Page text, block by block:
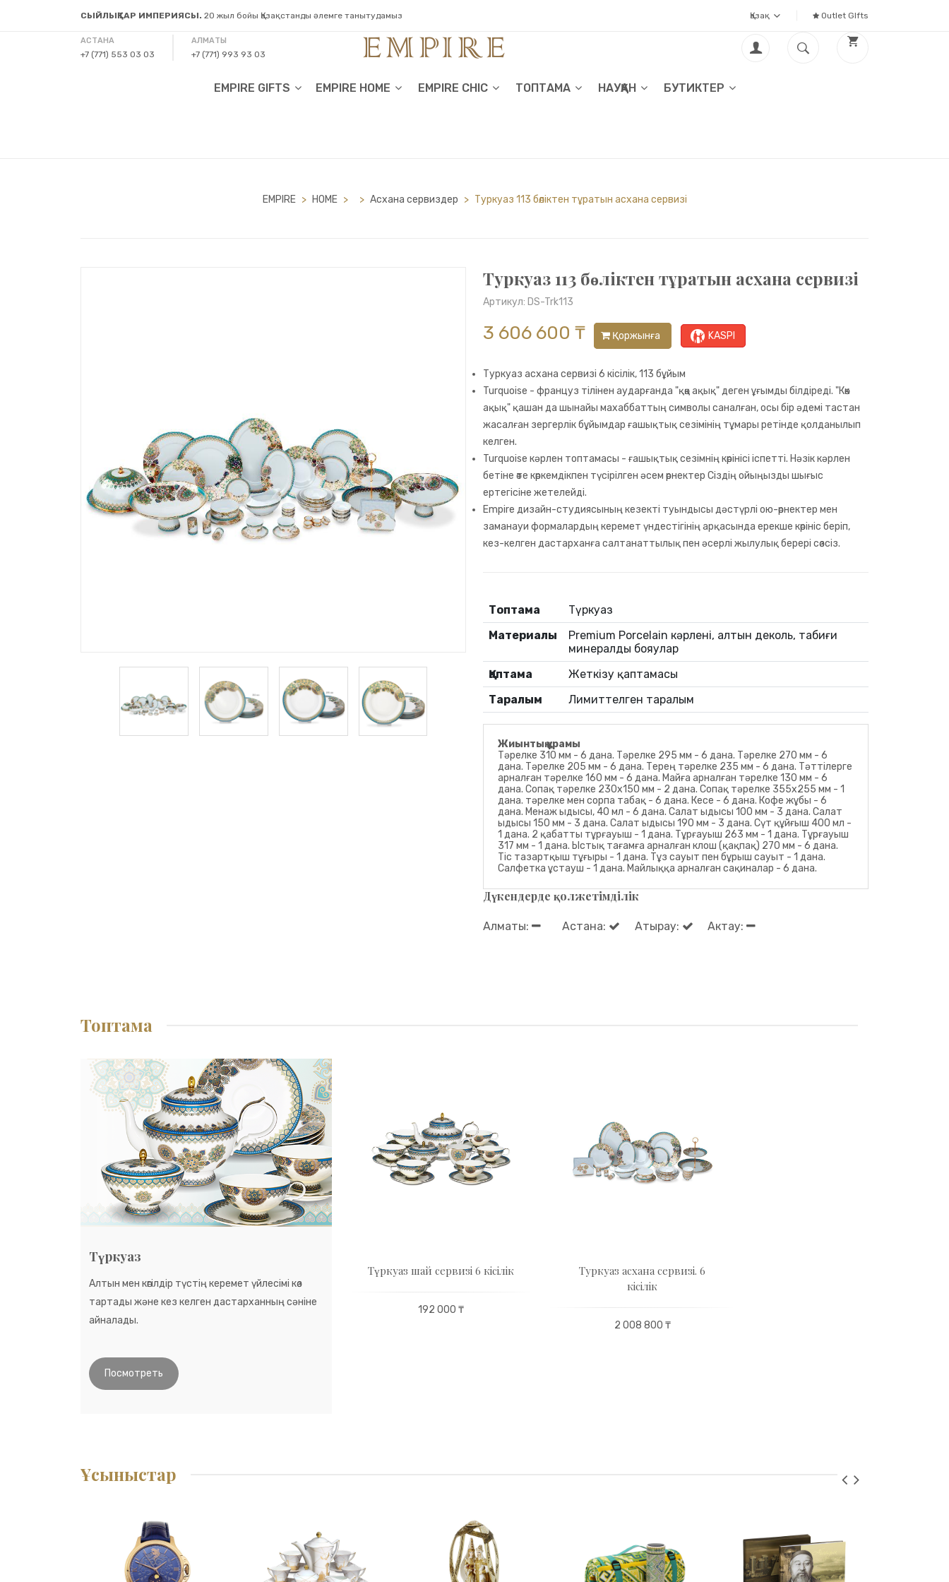
СЫЙЛЫҚТАР ИМПЕРИЯСЫ. 20 жыл бойы Қазақстанды әлемге танытудамыз Қазақ Outlet GIfts
АСТАНА
+7 (771) 553 03 03
АЛМАТЫ
+7 (771) 993 93 03
EMPIRE GIFTS EMPIRE HOME EMPIRE CHIC ТОПТАМА НАУҚАН БУТИКТЕР
EMPIRE > HOME > > Асхана сервиздер > Туркуаз 113 бөліктен тұратын асхана сервизі
Туркуаз 113 бөліктен тұратын асхана сервизі
Артикул: DS-Trk113
3 606 600 ₸ Қоржынға KASPI
Туркуаз асхана сервизі 6 кісілік, 113 бұйым
Turquoise - француз тілінен аударғанда "қөқ ақық" деген ұғымды білдіреді. "Көк
ақық" қашан да шынайы махаббаттың символы саналған, осы бір әдемі тастан
жасалған зергерлік бұйымдар ғашықтық сезімінің тұмары ретінде қолданылып
келген.
Turquoise кәрлен топтамасы - ғашықтық сезімнің көрінісі іспетті. Нәзік кәрлен
бетіне өте көркемдікпен түсірілген әсем өрнектер Сіздің ойыңызды шығыс
ертегісіне жетелейді.
Empire дизайн-студиясының кезекті туындысы дәстүрлі ою-өрнектер мен
заманауи формалардың керемет үндестігінің арқасында ерекше көрініс беріп,
кез-келген дастарханға салтанаттылық пен әсерлі жылулық берері сөзсіз.
Топтама
Түркуаз
Материалы
Premium Porcelain кәрлені, алтын деколь, табиғи
минералды бояулар
Қаптама
Жеткізу қаптамасы
Таралым
Лимиттелген таралым
Жиынтық құрамы
Тәрелке 310 мм - 6 дана. Тәрелке 295 мм - 6 дана. Тәрелке 270 мм - 6
дана. Тәрелке 205 мм - 6 дана. Терең тәрелке 235 мм - 6 дана. Тәттілерге
арналған тәрелке 160 мм - 6 дана. Майға арналған тәрелке 130 мм - 6
дана. Сопақ тәрелке 230х150 мм - 2 дана. Сопақ тәрелке 355х255 мм - 1
дана. тәрелке мен сорпа табақ - 6 дана. Кесе - 6 дана. Кофе жұбы - 6
дана. Менаж ыдысы, 40 мл - 6 дана. Салат ыдысы 100 мм - 3 дана. Салат
ыдысы 150 мм - 3 дана. Салат ыдысы 190 мм - 3 дана. Сүт құйғыш 400 мл -
1 дана. 2 қабатты тұрғауыш - 1 дана. Тұрғауыш 263 мм - 1 дана. Тұрғауыш
317 мм - 1 дана. Ыстық тағамға арналған клош (қақпақ) 270 мм - 6 дана.
Тіс тазартқыш тұғыры - 1 дана. Тұз сауыт пен бұрыш сауыт - 1 дана.
Салфетка ұстауш - 1 дана. Майлыққа арналған сақиналар - 6 дана.
Дүкендерде қолжетімділік
Алматы: Астана: Атырау: Актау:
Топтама
Түркуаз
Алтын мен көгілдір түстің керемет үйлесімі көз
тартады және кез келген дастарханның сәніне
айналады.
Посмотреть
Түркуаз шай сервизі 6 кісілік
192 000 ₸
Туркуаз асхана сервизі. 6
кісілік
2 008 800 ₸
Ұсыныстар